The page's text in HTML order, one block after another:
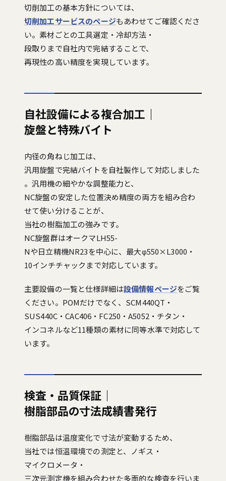
切削加工の基本方針については、
切削加工サービスのページもあわせてご確認くださ
い。素材ごとの工具選定・冷却方法・
段取りまで自社内で完結することで、
再現性の高い精度を実現しています。
自社設備による複合加工｜
旋盤と特殊バイト
内径の角ねじ加工は、
汎用旋盤で完結バイトを自社製作して対応しました
。汎用機の細やかな調整能力と、
NC旋盤の安定した位置決め精度の両方を組み合わ
せて使い分けることが、
当社の樹脂加工の強みです。
NC旋盤群はオークマLH55-
Nや日立精機NR23を中心に、最大φ550×L3000・
10インチチャックまで対応しています。
主要設備の一覧と仕様詳細は設備情報ページをご覧
ください。POMだけでなく、SCM440QT・
SUS440C・CAC406・FC250・A5052・チタン・
インコネルなど11種類の素材に同等水準で対応して
います。
検査・品質保証｜
樹脂部品の寸法成績書発行
樹脂部品は温度変化で寸法が変動するため、
当社では恒温環境での測定と、ノギス・
マイクロメータ・
三次元測定機を組み合わせた多面的な検査を行いま